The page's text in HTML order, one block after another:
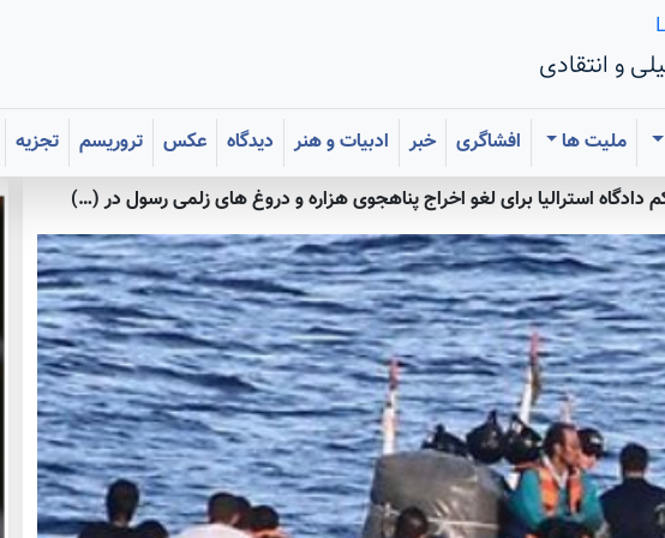
و انتقادی
ملیت ها افشاگری خبر ادبیات و هنر دیدگاه عکس تروریسم تجزیه
دادگاه استرالیا برای لغو اخراج پناهجوی هزاره و دروغ های زلمی رسول در (…)